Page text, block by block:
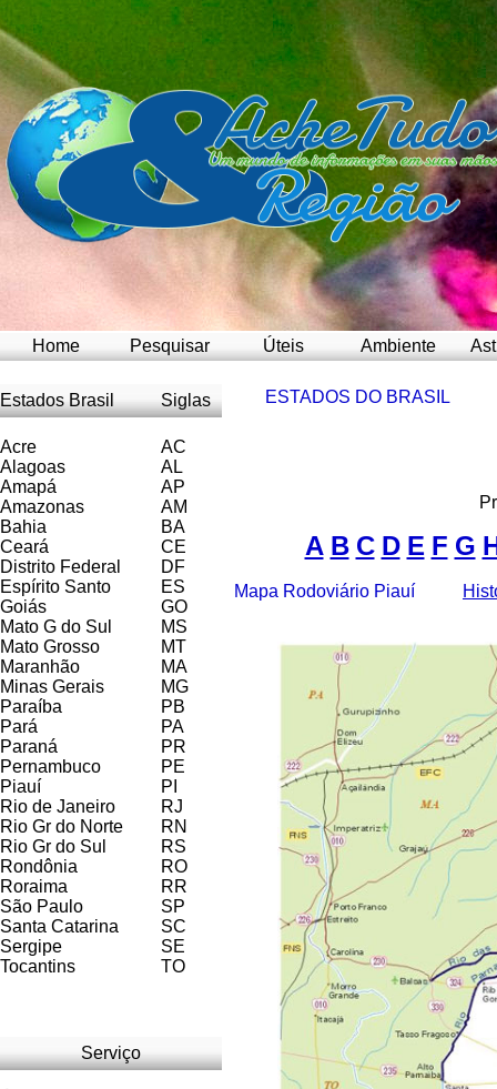
Home Pesquisar Úteis Ambiente
Estados Brasil Siglas
Acre
AC
Alagoas
AL
Amapá
AP
Amazonas
AM
Bahia
BA
Ceará
CE
Distrito Federal
DF
Espírito Santo
ES
Goiás
GO
Mato G do Sul
MS
Mato Grosso
MT
Maranhão
MA
Minas Gerais
MG
Paraíba
PB
Pará
PA
Paraná
PR
Pernambuco
PE
Piauí
PI
Rio de Janeiro
RJ
Rio Gr do Norte
RN
Rio Gr do Sul
RS
Rondônia
RO
Roraima
RR
São Paulo
SP
Santa Catarina
SC
Sergipe
SE
Tocantins
TO
Serviço
ESTADOS DO BRASIL
A B C D E F G
Mapa Rodoviário Piauí